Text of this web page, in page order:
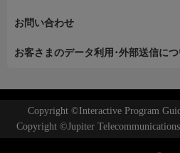
お問い合わせ
お客さまのデータ利用･外部送信につ
Copyright ©Interactive Program
Copyright ©Jupiter